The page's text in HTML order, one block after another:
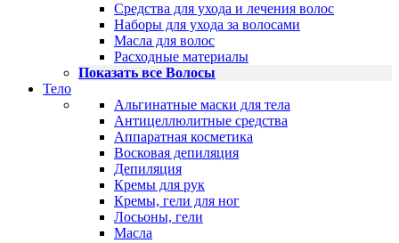
Средства для ухода и лечения волос
Наборы для ухода за волосами
Масла для волос
Расходные материалы
Показать все Волосы
Тело
Альгинатные маски для тела
Антицеллюлитные средства
Аппаратная косметика
Восковая депиляция
Депиляция
Кремы для рук
Кремы, гели для ног
Лосьоны, гели
Масла